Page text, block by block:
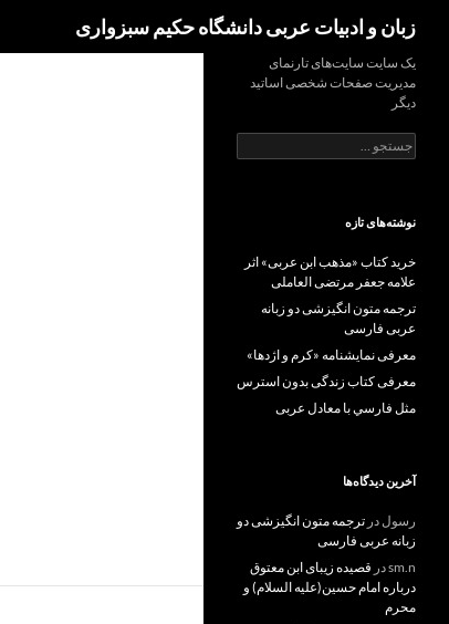
content
زبان و ادبیات عربی دانشگاه حکیم سبزواری
یک سایت سایت‌های تارنمای
مدیریت صفحات شخصی اساتید
دیگر
جستجو
برای:
نوشته‌های تازه
خرید کتاب «مذهب ابن عربی» اثر
علامه جعفر مرتضی العاملی
ترجمه متون انگیزشی دو زبانه
عربی فارسی
معرفی نمایشنامه «کرم و اژدها»
معرفی کتاب زندگی بدون استرس
مثل فارسي با معادل عربی
آخرین دیدگاه‌ها
رسول در ترجمه متون انگیزشی دو
زبانه عربی فارسی
sm.nدر قصیده زیبای ابن معتوق
درباره امام حسین(علیه السلام) و
محرم